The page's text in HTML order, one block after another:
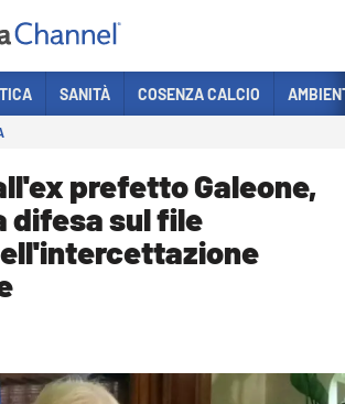
SANITÀ COSENZA CALCIO
prefetto Galeone,
difesa sul file